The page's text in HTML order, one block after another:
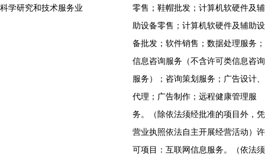
科学研究和技术服务业
零售；鞋帽批发；计算机软硬件及辅
助设备零售；计算机软硬件及辅助设
备批发；软件销售；数据处理服务；
信息咨询服务（不含许可类信息咨询
服务）；咨询策划服务；广告设计、
代理；广告制作；远程健康管理服
务。（除依法须经批准的项目外，凭
营业执照依法自主开展经营活动）许
可项目：互联网信息服务。（依法须